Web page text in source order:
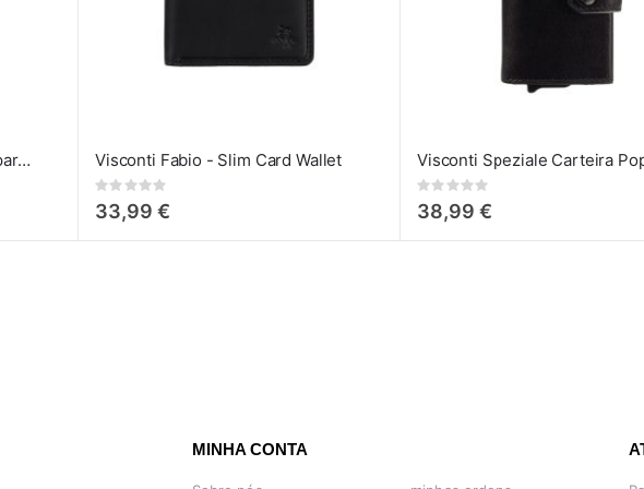
Carteira Greenburry Vintage para Cartões Visconti Fabio - Slim Card Wallet
Rating:
33,99 €
Visconti Speziale Carteira
Rating:
38,99 €
MINHA CONTA